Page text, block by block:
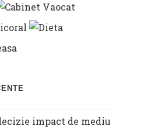
impact de mediu